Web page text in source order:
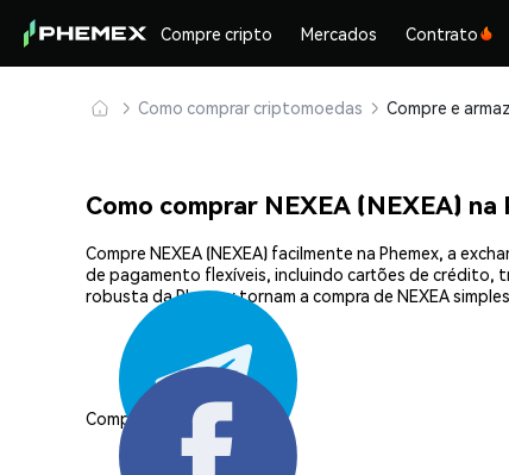
Compre cripto Mercados Contrato
Como comprar criptomoedas
Como comprar NEXEA (NEXEA) na
Compre NEXEA (NEXEA) facilmente na Phemex, a
de pagamento flexíveis, incluindo cartões de crédito,
robusta da Phemex tornam a compra de NEXEA
Compartilhar: